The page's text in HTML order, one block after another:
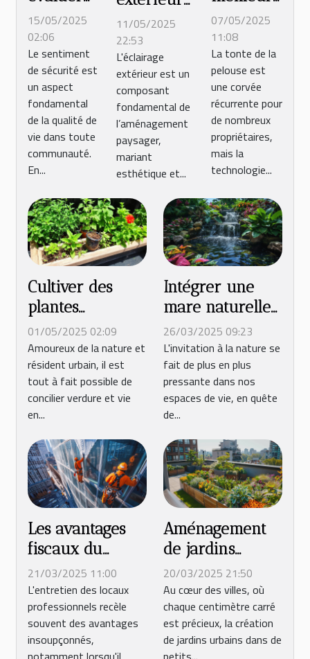
la
sécurité
de votre
quartier
pour
2025 ?
15/05/2025
02:06
Le sentiment
de sécurité est
un aspect
fondamental
de la qualité de
vie dans toute
communauté.
En...
écologique
solutions
solaires et
LED pour
jardins et
terrasses
11/05/2025
22:53
L'éclairage
extérieur est un
composant
fondamental de
l’aménagement
paysager,
mariant
esthétique et...
robot de
tonte en
2025 :
guide et
conseils
pratiques
07/05/2025
11:08
La tonte de la
pelouse est
une corvée
récurrente pour
de nombreux
propriétaires,
mais la
technologie...
Cultiver des
plantes
aromatiques en
balcon profiter
de saveurs
fraîches en
ville
01/05/2025 02:09
Amoureux de la nature et
résident urbain, il est
tout à fait possible de
concilier verdure et vie
en...
Intégrer une
mare naturelle
dans votre
jardin favorisez
la biodiversité
et la détente
26/03/2025 09:23
L'invitation à la nature se
fait de plus en plus
pressante dans nos
espaces de vie, en quête
de...
Les avantages
fiscaux du
nettoyage de
vitres par une
entreprise
spécialisée
21/03/2025 11:00
L'entretien des locaux
professionnels recèle
souvent des avantages
insoupçonnés,
Aménagement
de jardins
urbains petits
espaces et
astuces
20/03/2025 21:50
Au cœur des villes, où
chaque centimètre carré
est précieux, la création
de jardins urbains dans de